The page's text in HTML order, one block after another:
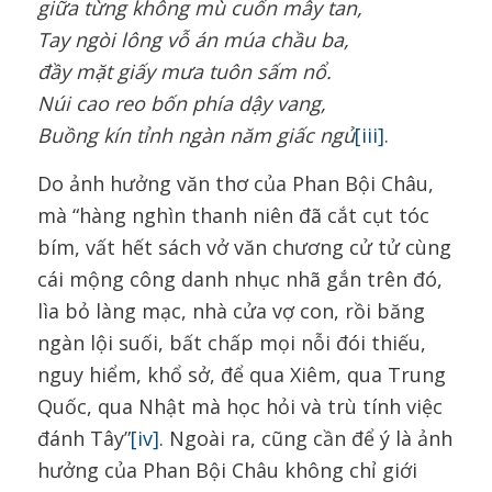
giữa từng không mù cuốn mây tan,
Tay ngòi lông vỗ án múa chầu ba,
đầy mặt giấy mưa tuôn sấm nổ.
Núi cao reo bốn phía dậy vang,
Buồng kín tỉnh ngàn năm giấc ngủ[iii].
Do ảnh hưởng văn thơ của Phan Bội Châu,
mà “hàng nghìn thanh niên đã cắt cụt tóc
bím, vất hết sách vở văn chương cử tử cùng
cái mộng công danh nhục nhã gắn trên đó,
lìa bỏ làng mạc, nhà cửa vợ con, rồi băng
ngàn lội suối, bất chấp mọi nỗi đói thiếu,
nguy hiểm, khổ sở, để qua Xiêm, qua Trung
Quốc, qua Nhật mà học hỏi và trù tính việc
đánh Tây”[iv]. Ngoài ra, cũng cần để ý là ảnh
hưởng của Phan Bội Châu không chỉ giới